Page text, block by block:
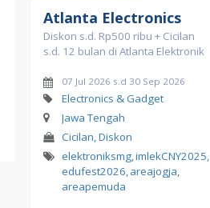
Atlanta Electronics
Diskon s.d. Rp500 ribu + Cicilan
s.d. 12 bulan di Atlanta Elektronik
07 Jul 2026 s.d 30 Sep 2026
Electronics & Gadget
Jawa Tengah
Cicilan, Diskon
elektroniksmg,imlekCNY2025,
edufest2026,areajogja,
areapemuda